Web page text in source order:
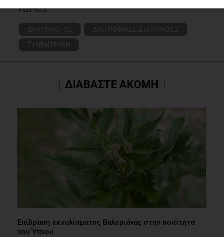
TOPICS
ΔΙΑΙΤΟΛΟΓΟΣ
ΔΙΑΤΡΟΦΙΚΕΣ ΔΙΑΤΑΡΑΧΕΣ
ΣΥΝΕΝΤΕΥΞΗ
ΔΙΑΒΑΣΤΕ ΑΚΟΜΗ
Επίδραση εκχυλίσματος Βαλεριάνας στην ποιότητα
του Ύπνου